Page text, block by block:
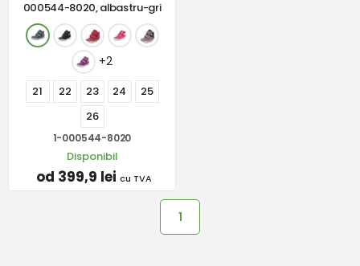
000544-8020, albastru-gri
+2
21 22 23 24
25
26
1-000544-8020
Disponibil
od 399,9 lei cu TVA
1